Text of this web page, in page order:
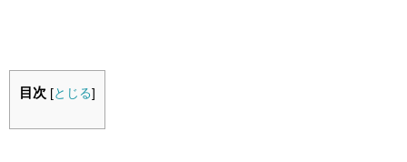
目次 [とじる]